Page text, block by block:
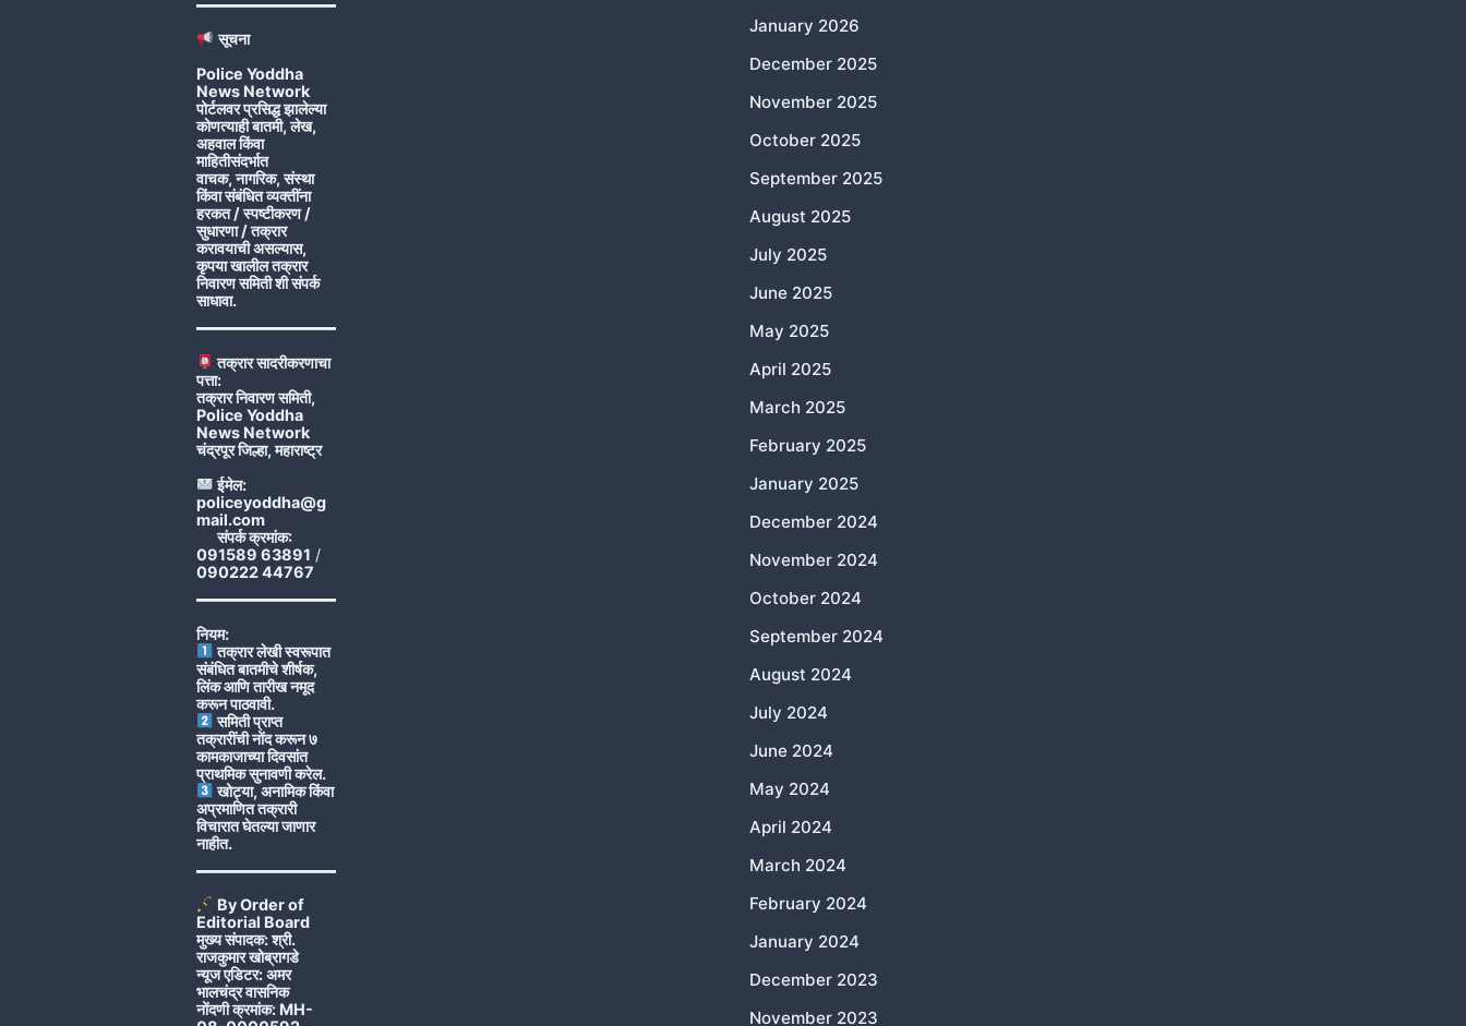
सूचना
Police Yoddha
News Network
पोर्टलवर प्रसिद्ध झालेल्या
कोणत्याही बातमी, लेख,
अहवाल किंवा
माहितीसंदर्भात
वाचक, नागरिक, संस्था
किंवा संबंधित व्यक्तींना
हरकत / स्पष्टीकरण /
सुधारणा / तक्रार
करावयाची असल्यास,
कृपया खालील तक्रार
निवारण समिती शी संपर्क
साधावा.
तक्रार सादरीकरणाचा
पत्ता:
तक्रार निवारण समिती,
Police Yoddha
News Network
चंद्रपूर जिल्हा, महाराष्ट्र
ईमेल:
policeyoddha@g
mail.com
संपर्क क्रमांक:
091589 63891 /
090222 44767
नियम:
तक्रार लेखी स्वरूपात
संबंधित बातमीचे शीर्षक,
लिंक आणि तारीख नमूद
करून पाठवावी.
समिती प्राप्त
तक्रारींची नोंद करून ७
कामकाजाच्या दिवसांत
प्राथमिक सुनावणी करेल.
खोट्या, अनामिक किंवा
अप्रमाणित तक्रारी
विचारात घेतल्या जाणार
नाहीत.
By Order of
Editorial Board
मुख्य संपादक: श्री.
राजकुमार खोब्रागडे
न्यूज एडिटर: अमर
भालचंद्र वासनिक
नोंदणी क्रमांक: MH-
January 2026
December 2025
November 2025
October 2025
September 2025
August 2025
July 2025
June 2025
May 2025
April 2025
March 2025
February 2025
January 2025
December 2024
November 2024
October 2024
September 2024
August 2024
July 2024
June 2024
May 2024
April 2024
March 2024
February 2024
January 2024
December 2023
November 2023